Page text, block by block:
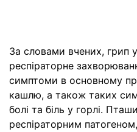
За словами вчених,
респіраторне
симптоми в основному
кашлю, а також таких
болі та біль у горлі.
респіраторним